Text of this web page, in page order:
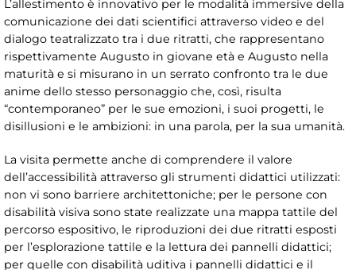
L’allestimento è innovativo per le modalità immersive della
comunicazione dei dati scientifici attraverso video e del
dialogo teatralizzato tra i due ritratti, che rappresentano
rispettivamente Augusto in giovane età e Augusto nella
maturità e si misurano in un serrato confronto tra le due
anime dello stesso personaggio che, così, risulta
“contemporaneo” per le sue emozioni, i suoi progetti, le
disillusioni e le ambizioni: in una parola, per la sua umanità.
La visita permette anche di comprendere il valore
dell’accessibilità attraverso gli strumenti didattici utilizzati:
non vi sono barriere architettoniche; per le persone con
disabilità visiva sono state realizzate una mappa tattile del
percorso espositivo, le riproduzioni dei due ritratti esposti
per l’esplorazione tattile e la lettura dei pannelli didattici;
per quelle con disabilità uditiva i pannelli didattici e il